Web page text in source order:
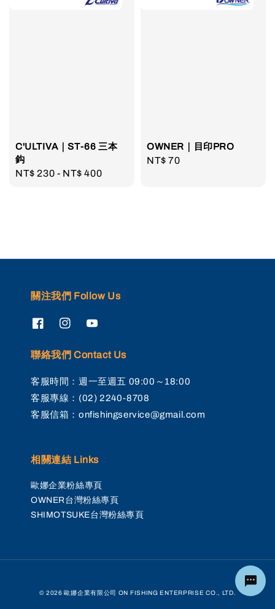
C'ULTIVA｜ST-66 三本
鈎
Regular
NT$ 230 - NT$ 400
OWNER｜目印PRO
Regular
NT$ 70
關注我們 Follow Us
聯絡我們 Contact Us
客服時間：週一至週五 09:00～18:00
客服專線：(02) 2240-8708
客服信箱：onfishingservice@gmail.com
相關連結 Links
歐娜企業粉絲專頁
OWNER台灣粉絲專頁
SHIMOTSUKE台灣粉絲專頁
© 2026 歐娜企業有限公司 ON FISHING ENTERPRISE CO., LTD.